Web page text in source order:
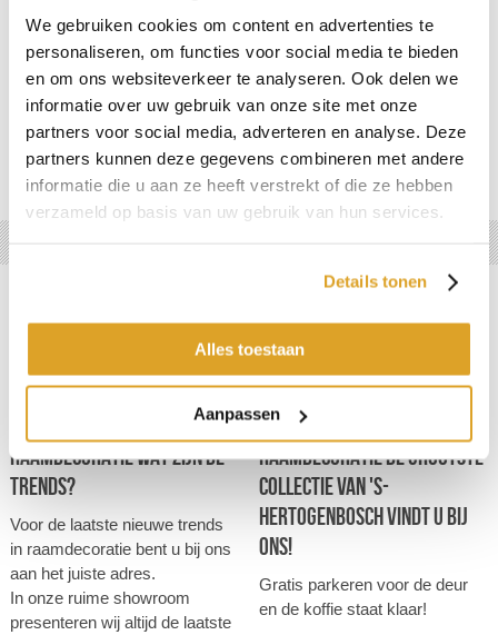
We gebruiken cookies om content en advertenties te
personaliseren, om functies voor social media te bieden
en om ons websiteverkeer te analyseren. Ook delen we
informatie over uw gebruik van onze site met onze
partners voor social media, adverteren en analyse. Deze
partners kunnen deze gegevens combineren met andere
informatie die u aan ze heeft verstrekt of die ze hebben
verzameld op basis van uw gebruik van hun services.
Details tonen
Alles toestaan
Aanpassen
HORREN
RAAMDECORATIE WAT ZIJN DE
TRENDS?
Voor de laatste nieuwe trends
in raamdecoratie bent u bij ons
aan het juiste adres.
In onze ruime showroom
presenteren wij altijd de laatste
RAAMDECORATIE DE GROOTSTE
COLLECTIE VAN 'S-
HERTOGENBOSCH VINDT U BIJ
ONS!
Gratis parkeren voor de deur
en de koffie staat klaar!